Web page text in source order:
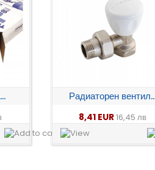
Вентил секретен -...
7,40 EUR14,48 лв